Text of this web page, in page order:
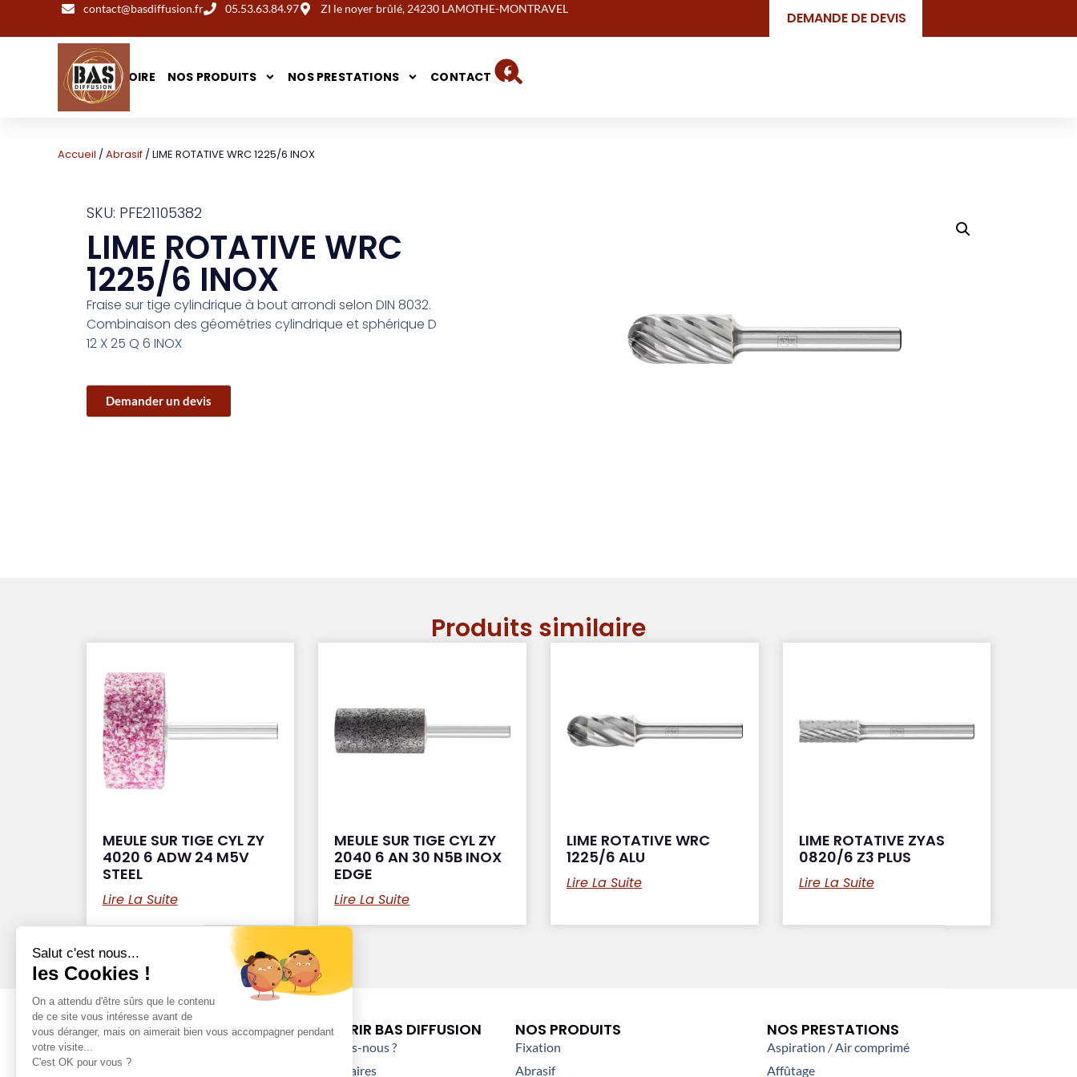
contact@basdiffusion.fr 05.53.63.84.97 ZI le noyer brûlé, 24230 LAMOTHE-MONTRAVEL
DEMANDE DE DEVIS
NOTRE HISTOIRE NOS PRODUITS NOS PRESTATIONS CONTACT
Accueil / Abrasif / LIME ROTATIVE WRC 1225/6 INOX
SKU: PFE21105382
LIME ROTATIVE WRC
1225/6 INOX
Fraise sur tige cylindrique à bout arrondi selon DIN 8032.
Combinaison des géométries cylindrique et sphérique D
12 X 25 Q 6 INOX
Demander un devis
Produits similaire
MEULE SUR TIGE CYL ZY
4020 6 ADW 24 M5V
STEEL
Lire La Suite
MEULE SUR TIGE CYL ZY
2040 6 AN 30 N5B INOX
EDGE
Lire La Suite
LIME ROTATIVE WRC
1225/6 ALU
Lire La Suite
LIME ROTATIVE ZYAS
0820/6 Z3 PLUS
Lire La Suite
DÉCOUVRIR BAS DIFFUSION
Qui sommes-nous ?
Nos partenaires
NOS PRODUITS
Fixation
Abrasif
NOS PRESTATIONS
Aspiration / Air comprimé
Affûtage